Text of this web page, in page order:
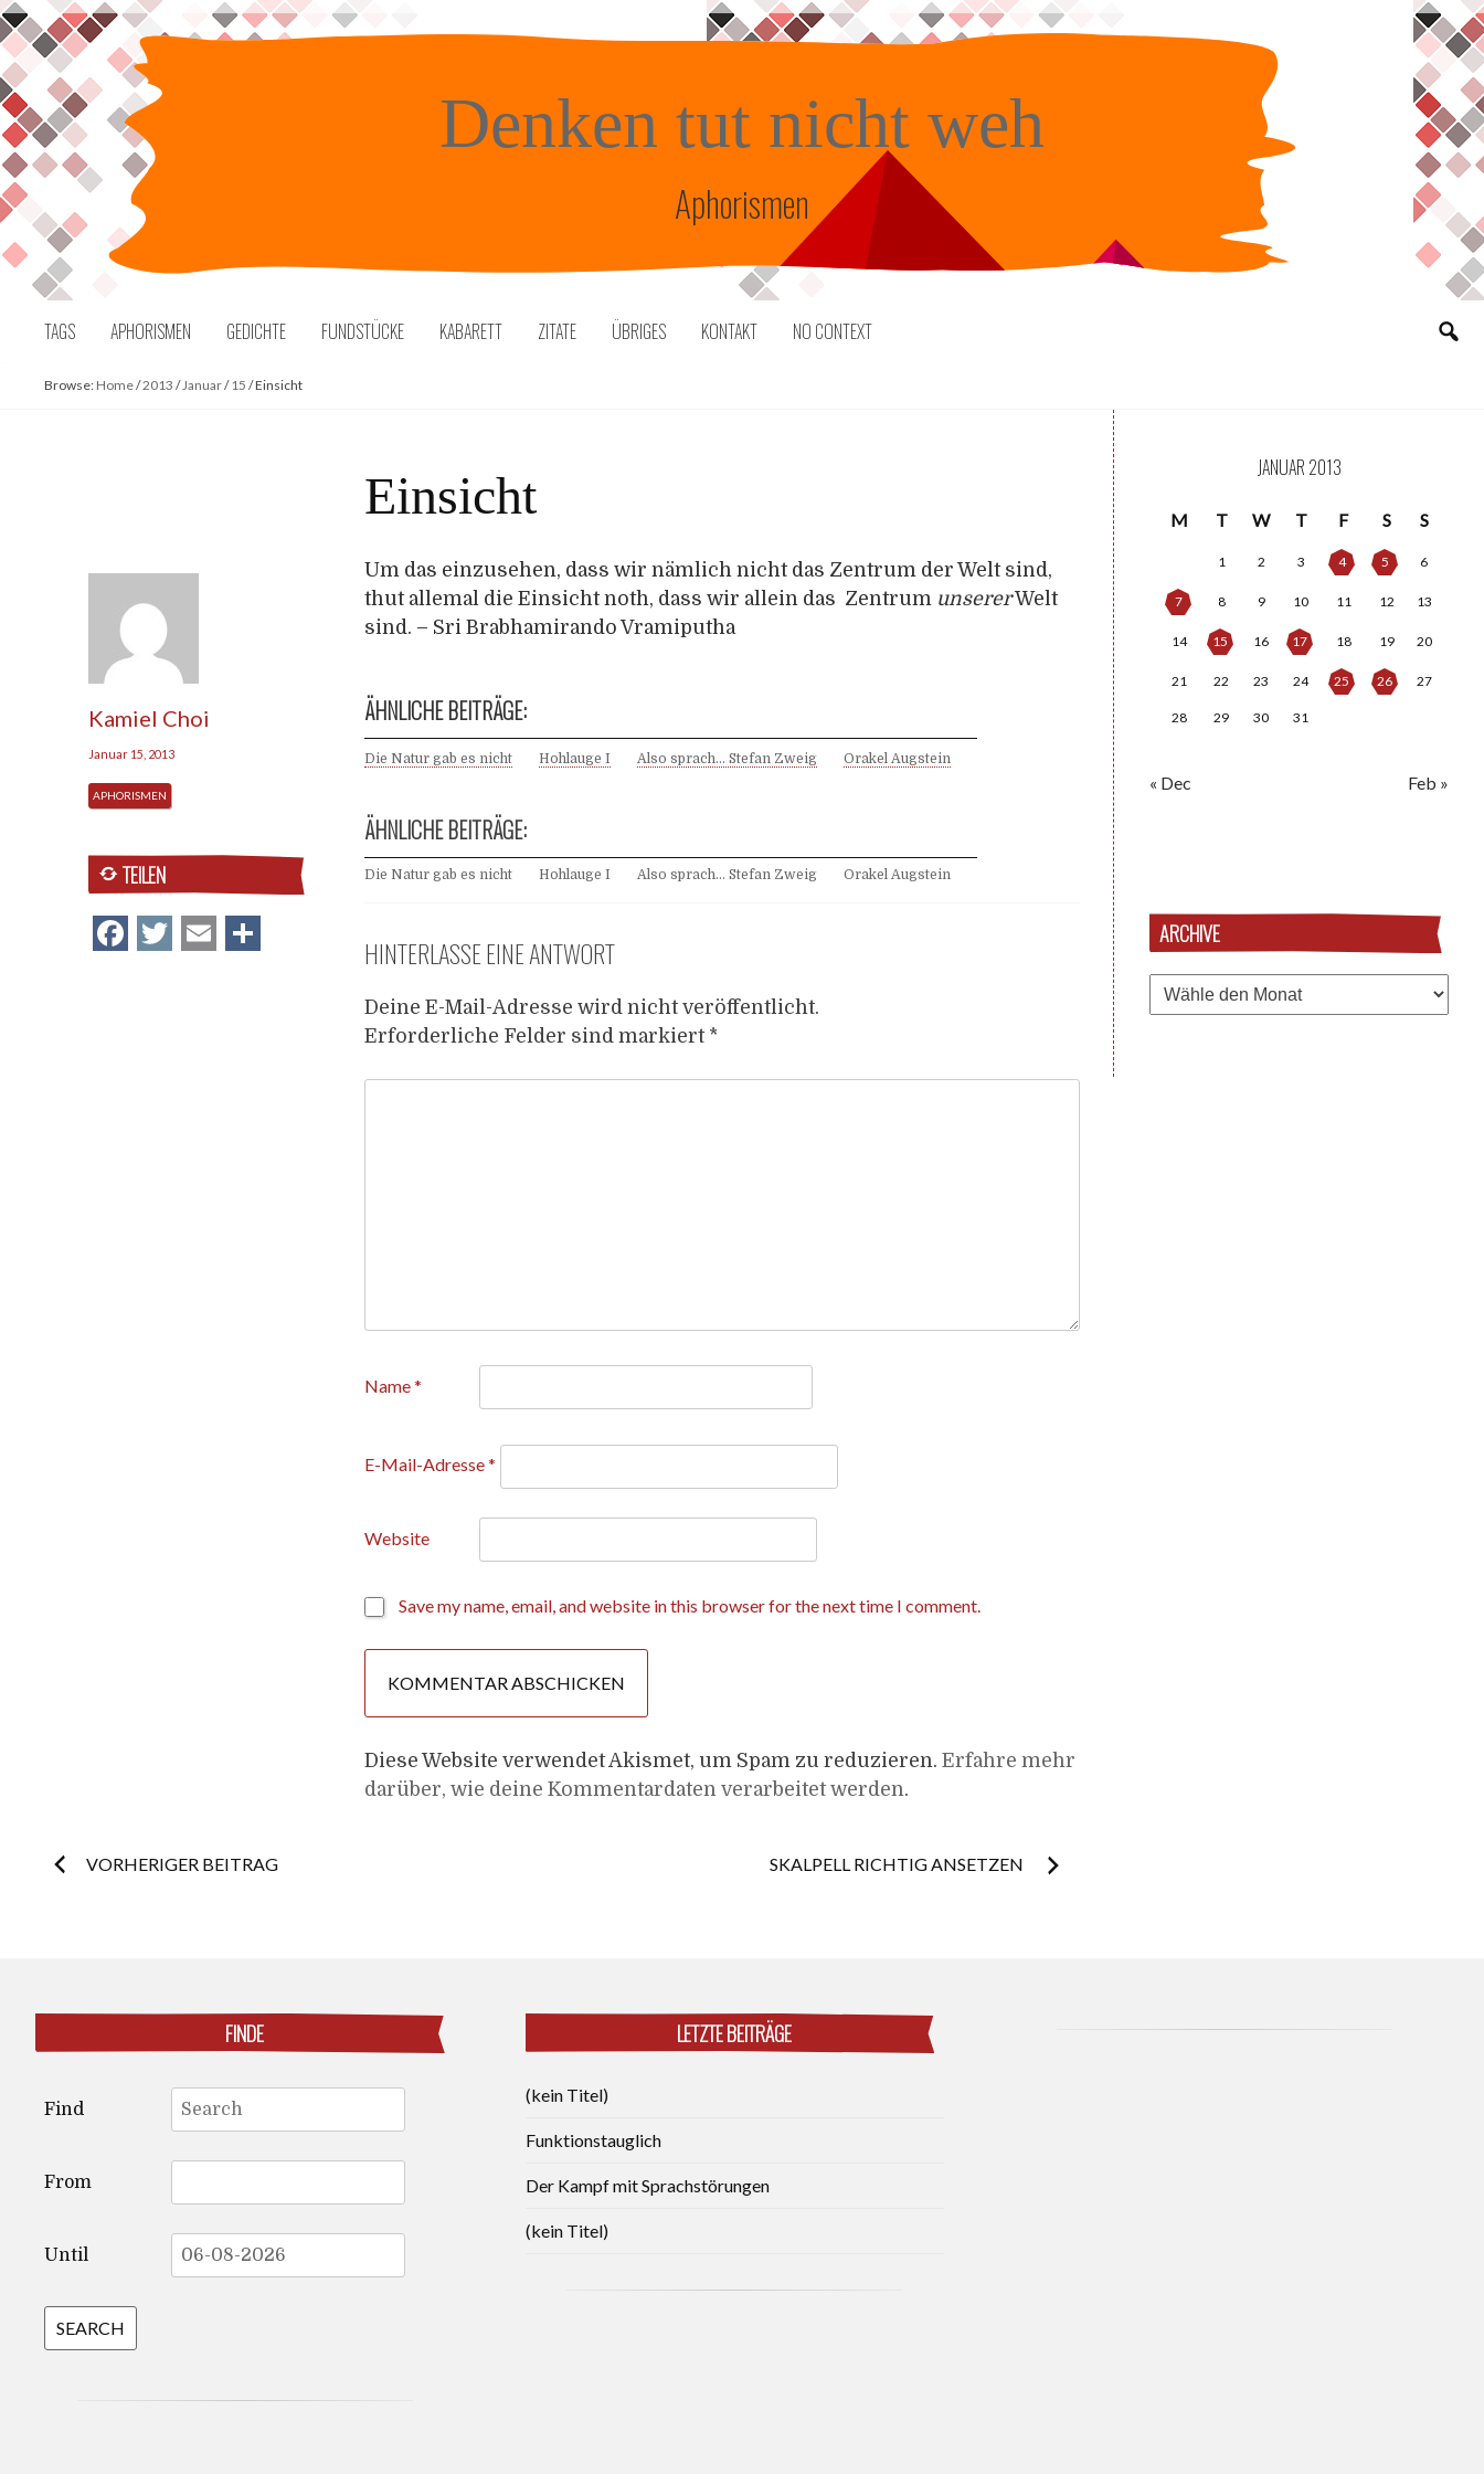
Skip
to
content
Denken tut nicht weh
Aphorismen
TAGS APHORISMEN GEDICHTE FUNDSTÜCKE KABARETT ZITATE ÜBRIGES KONTAKT NO CONTEXT
Browse: Home/2013 /Januar/15 /Einsicht
Einsicht
Kamiel Choi
Januar 15, 2013
APHORISMEN
TEILEN
Facebook
Twitter
Email
Um das einzusehen, dass wir nämlich nicht das Zentrum der Welt sind,
thut allemal die Einsicht noth, dass wir allein das Zentrum unsererWelt
sind. – Sri Brabhamirando Vramiputha
ÄHNLICHE BEITRÄGE:
Die Natur gab es nicht Hohlauge I Also sprach… Stefan Zweig Orakel Augstein
ÄHNLICHE BEITRÄGE:
Die Natur gab es nicht Hohlauge I Also sprach… Stefan Zweig Orakel Augstein
HINTERLASSE EINE ANTWORT
Deine E-Mail-Adresse wird nicht veröffentlicht.
Erforderliche Felder sind markiert *
Name*
E-Mail-Adresse*
Website
Save my name, email, and website in this browser for the next time I comment.
Diese Website verwendet Akismet, um Spam zu reduzieren.Erfahre mehr
darüber, wie deine Kommentardaten verarbeitet werden.
Post
VORHERIGER BEITRAG SKALPELL RICHTIG ANSETZEN
JANUAR 2013
M T W T F S S
1 2 3 4 5 6
7 8 9 10 11 12 13
14 15 16 17 18 19 20
21 22 23 24 25 26 27
28 29 30 31
« Dec Feb »
ARCHIVE
Archive
FINDE
for:
Find
From
Until
LETZTE BEITRÄGE
(kein Titel)
Funktionstauglich
Der Kampf mit Sprachstörungen
(kein Titel)